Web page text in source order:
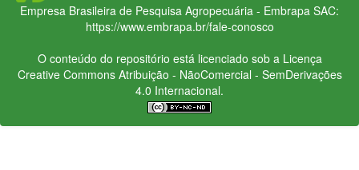
Empresa Brasileira de Pesquisa Agropecuária - Embrapa SAC:
https://www.embrapa.br/fale-conosco
O conteúdo do repositório está licenciado sob a Licença
Creative CommonsAtribuição - NãoComercial - SemDerivações
4.0 Internacional.